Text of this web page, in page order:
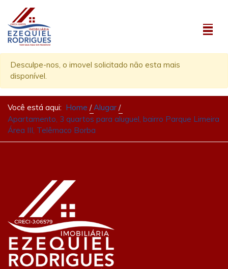
Desculpe-nos, o imovel solicitado não esta mais
disponível.
Você está aqui: Home
Alugar
Apartamento, 3 quartos para aluguel, bairro Parque Limeira
Área III, Telêmaco Borba